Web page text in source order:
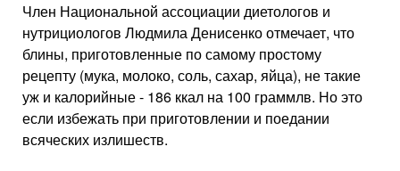
Член Национальной ассоциации диетологов и
нутрициологов Людмила Денисенко отмечает, что
блины, приготовленные по самому простому
рецепту (мука, молоко, соль, сахар, яйца), не такие
уж и калорийные - 186 ккал на 100 граммлв. Но это
если избежать при приготовлении и поедании
всяческих излишеств.